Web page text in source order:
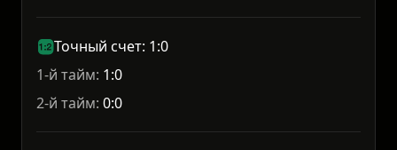
Точный счет: 1:0
1-й тайм: 1:0
2-й тайм: 0:0